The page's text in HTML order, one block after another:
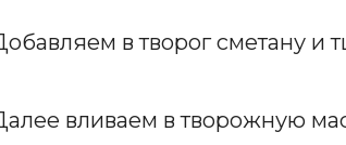
в творог сметану и
вливаем в творожную